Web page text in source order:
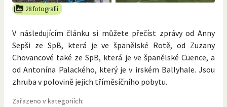
28 fotografií
V následujícím článku si můžete přečíst zprávy od Anny
Sepši ze SpB, která je ve španělské Rotě, od Zuzany
Chovancové také ze SpB, která je ve španělské Cuence, a
od Antonína Palackého, který je v irském Ballyhale. Jsou
zhruba v polovině jejich tříměsíčního pobytu.
Zařazeno v kategoriích: